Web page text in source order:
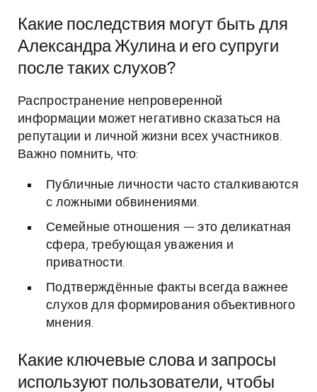
Какие последствия могут быть для
Александра Жулина и его супруги
после таких слухов?
Распространение непроверенной
информации может негативно сказаться на
репутации и личной жизни всех участников.
Важно помнить, что:
Публичные личности часто сталкиваются
с ложными обвинениями.
Семейные отношения — это деликатная
сфера, требующая уважения и
приватности.
Подтверждённые факты всегда важнее
слухов для формирования объективного
мнения.
Какие ключевые слова и запросы
используют пользователи, чтобы